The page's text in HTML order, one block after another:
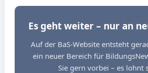
Es geht weiter – nur an
Auf der BaS-Website entsteht
ein neuer Bereich für
Sie gern vorbei – es lohnt